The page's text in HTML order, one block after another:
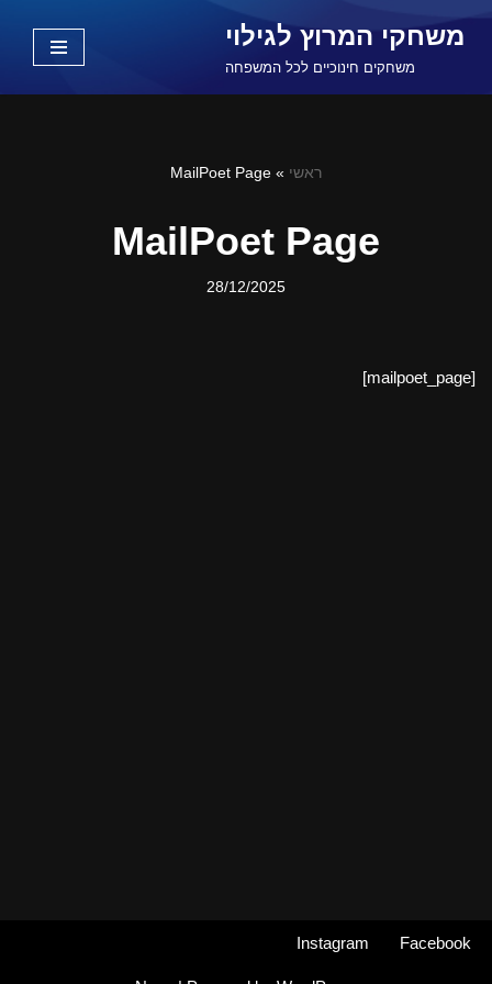
משחקי המרוץ לגילוי
משחקים חינוכיים לכל המשפחה
ראשי »
MailPoet Page
MailPoet Page
28/12/2025
[mailpoet_page]
Facebook
Instagram